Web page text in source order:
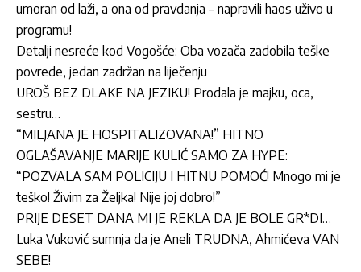
umoran od laži, a ona od pravdanja – napravili haos uživo u
programu!
Detalji nesreće kod Vogošće: Oba vozača zadobila teške
povrede, jedan zadržan na liječenju
UROŠ BEZ DLAKE NA JEZIKU! Prodala je majku, oca,
sestru…
“MILJANA JE HOSPITALIZOVANA!” HITNO
OGLAŠAVANJE MARIJE KULIĆ SAMO ZA HYPE:
“POZVALA SAM POLICIJU I HITNU POMOĆ! Mnogo mi je
teško! Živim za Željka! Nije joj dobro!”
PRIJE DESET DANA MI JE REKLA DA JE BOLE GR*DI…
Luka Vuković sumnja da je Aneli TRUDNA, Ahmićeva VAN
SEBE!